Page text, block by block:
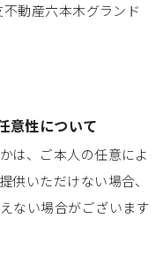
動産六本木グランド
意性について
は、ご本人の任意によ
供いただけない場合、
ない場合がございます